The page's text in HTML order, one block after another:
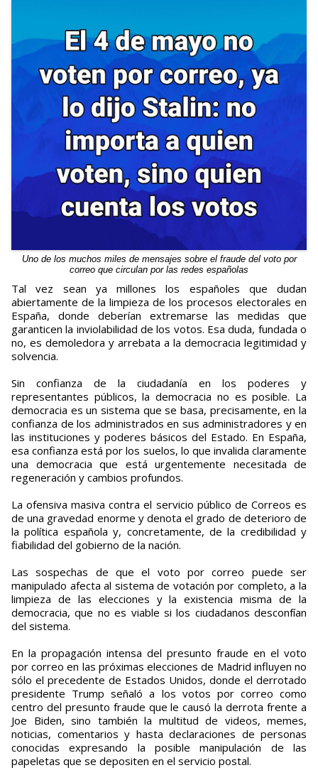
Uno de los muchos miles de mensajes sobre el fraude del voto por
correo que circulan por las redes españolas
Tal vez sean ya millones los españoles que dudan
abiertamente de la limpieza de los procesos electorales en
España, donde deberían extremarse las medidas que
garanticen la inviolabilidad de los votos. Esa duda, fundada o
no, es demoledora y arrebata a la democracia legitimidad y
solvencia.
Sin confianza de la ciudadanía en los poderes y
representantes públicos, la democracia no es posible. La
democracia es un sistema que se basa, precisamente, en la
confianza de los administrados en sus administradores y en
las instituciones y poderes básicos del Estado. En España,
esa confianza está por los suelos, lo que invalida claramente
una democracia que está urgentemente necesitada de
regeneración y cambios profundos.
La ofensiva masiva contra el servicio público de Correos es
de una gravedad enorme y denota el grado de deterioro de
la política española y, concretamente, de la credibilidad y
fiabilidad del gobierno de la nación.
Las sospechas de que el voto por correo puede ser
manipulado afecta al sistema de votación por completo, a la
limpieza de las elecciones y la existencia misma de la
democracia, que no es viable si los ciudadanos desconfían
del sistema.
En la propagación intensa del presunto fraude en el voto
por correo en las próximas elecciones de Madrid influyen no
sólo el precedente de Estados Unidos, donde el derrotado
presidente Trump señaló a los votos por correo como
centro del presunto fraude que le causó la derrota frente a
Joe Biden, sino también la multitud de videos, memes,
noticias, comentarios y hasta declaraciones de personas
conocidas expresando la posible manipulación de las
papeletas que se depositen en el servicio postal.